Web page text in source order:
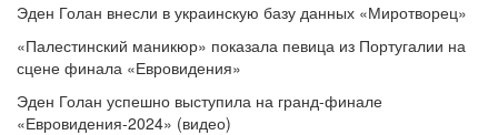
Эден Голан внесли в украинскую базу данных «Миротворец»
«Палестинский маникюр» показала певица из Португалии на
сцене финала «Евровидения»
Эден Голан успешно выступила на гранд-финале
«Евровидения-2024» (видео)